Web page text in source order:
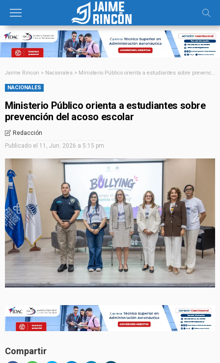
Jaime Rincon > Nacionales > Ministerio Público orienta a estudiantes sobre prevención del acoso escolar
NACIONALES
Ministerio Público orienta a estudiantes sobre
prevención del acoso escolar
Redacción
Publicado el 11, Jun. 2026 a 5:15 pm
Compartir